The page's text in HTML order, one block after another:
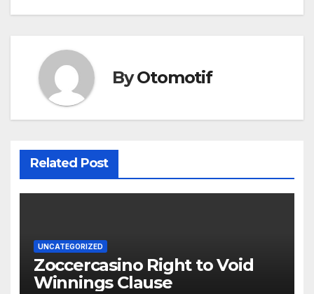
ByOtomotif
Related Post
UNCATEGORIZED
Zoccercasino Right to Void
Winnings Clause